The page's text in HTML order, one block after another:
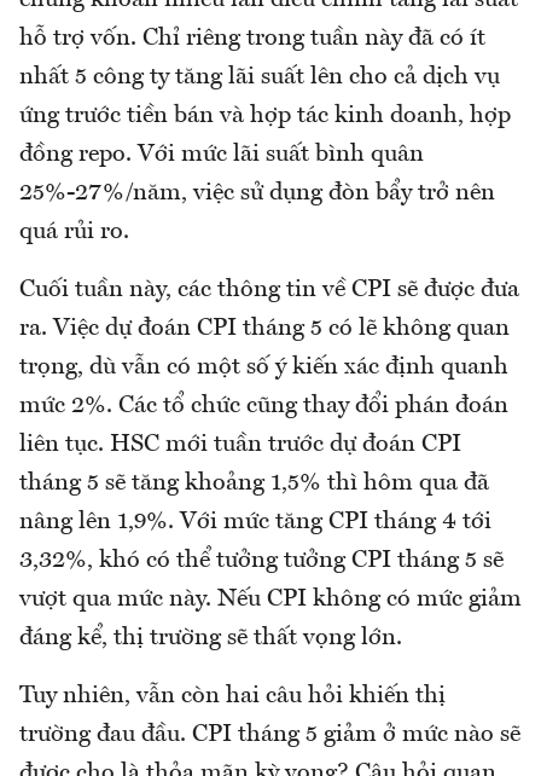
hỗ trợ vốn. Chỉ riêng trong tuần này đã có ít
nhất 5 công ty tăng lãi suất lên cho cả dịch vụ
ứng trước tiền bán và hợp tác kinh doanh, hợp
đồng repo. Với mức lãi suất bình quân
25%-27%/năm, việc sử dụng đòn bẩy trở nên
quá rủi ro.
Cuối tuần này, các thông tin về CPI sẽ được đưa
ra. Việc dự đoán CPI tháng 5 có lẽ không quan
trọng, dù vẫn có một số ý kiến xác định quanh
mức 2%. Các tổ chức cũng thay đổi phán đoán
liên tục. HSC mới tuần trước dự đoán CPI
tháng 5 sẽ tăng khoảng 1,5% thì hôm qua đã
nâng lên 1,9%. Với mức tăng CPI tháng 4 tới
3,32%, khó có thể tưởng tưởng CPI tháng 5 sẽ
vượt qua mức này. Nếu CPI không có mức giảm
đáng kể, thị trường sẽ thất vọng lớn.
Tuy nhiên, vẫn còn hai câu hỏi khiến thị
trường đau đầu. CPI tháng 5 giảm ở mức nào sẽ